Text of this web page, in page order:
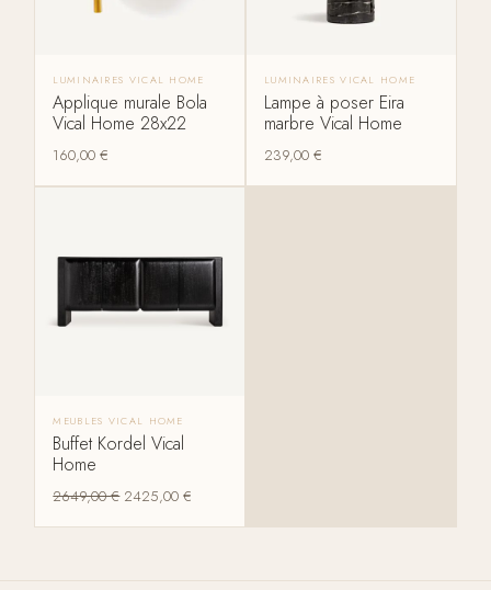
LUMINAIRES VICAL HOME
Applique murale Bola
Vical Home 28x22
160,00€
LUMINAIRES VICAL HOME
Lampe à poser Eira
marbre Vical Home
239,00 €
MEUBLES VICAL HOME
Buffet Kordel Vical
Home
2649,00€ 2425,00€